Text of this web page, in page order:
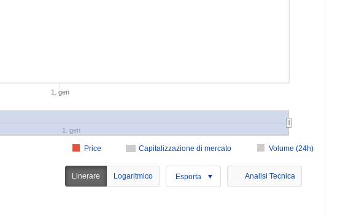
Capitalizzazione di mercato Volume (24h)
Price
1. gen
1. gen
Linerare Logaritmico Esporta Analisi Tecnica